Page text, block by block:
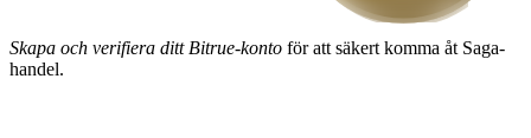
Skapa och verifiera ditt Bitrue-konto för att säkert komma åt Saga-
handel.